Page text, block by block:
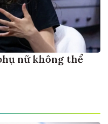
nữ không thể